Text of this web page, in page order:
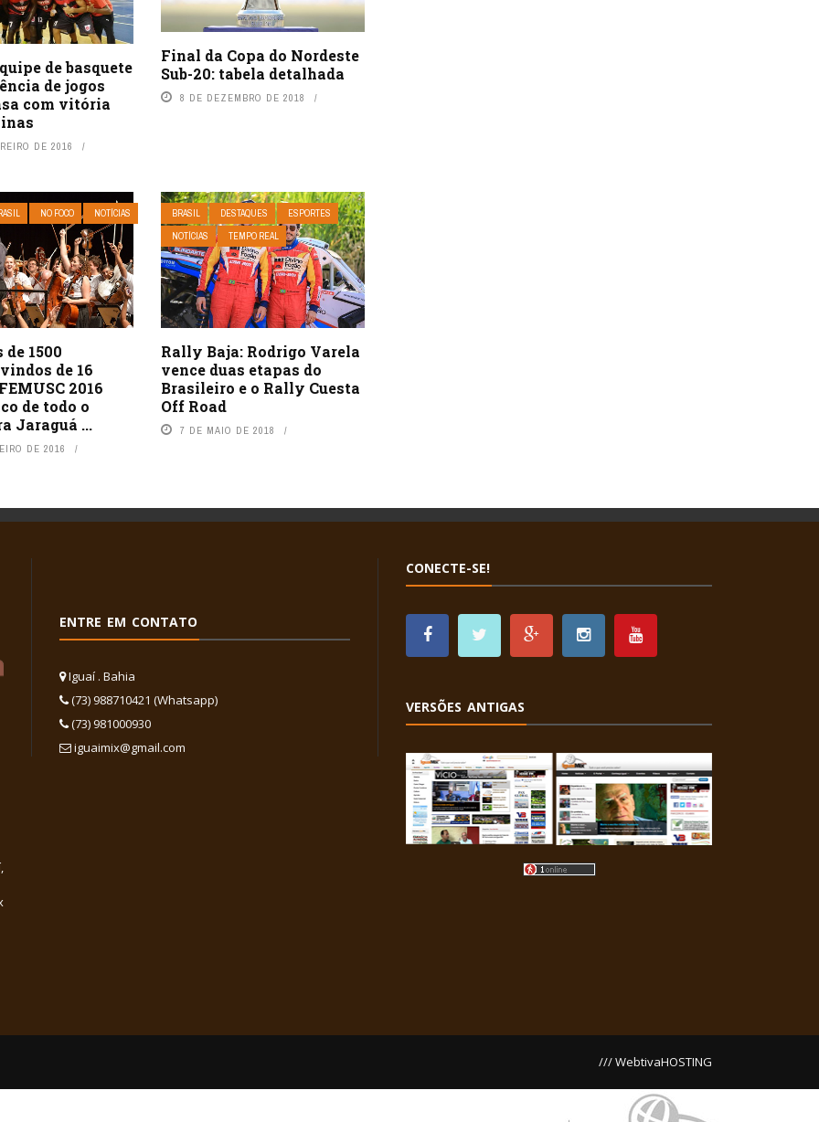
de basquete
de jogos
com vitória
DE 2016
Final da Copa do Nordeste
Sub-20: tabela detalhada
8 DE DEZEMBRO DE 2018
NO FOCO
NOTÍCIAS
de 1500
de 16
2016
de todo o
Jaraguá ...
DE 2016
BRASIL DESTAQUES
ESPORTES
NOTÍCIAS
TEMPO REAL
Rally Baja: Rodrigo Varela
vence duas etapas do
Brasileiro e o Rally Cuesta
Off Road
7 DE MAIO DE 2018
ENTRE EM CONTATO
Iguaí . Bahia
(73) 988710421 (Whatsapp)
(73) 981000930
iguaimix@gmail.com
CONECTE-SE!
VERSÕES ANTIGAS
/// WebtivaHOSTING